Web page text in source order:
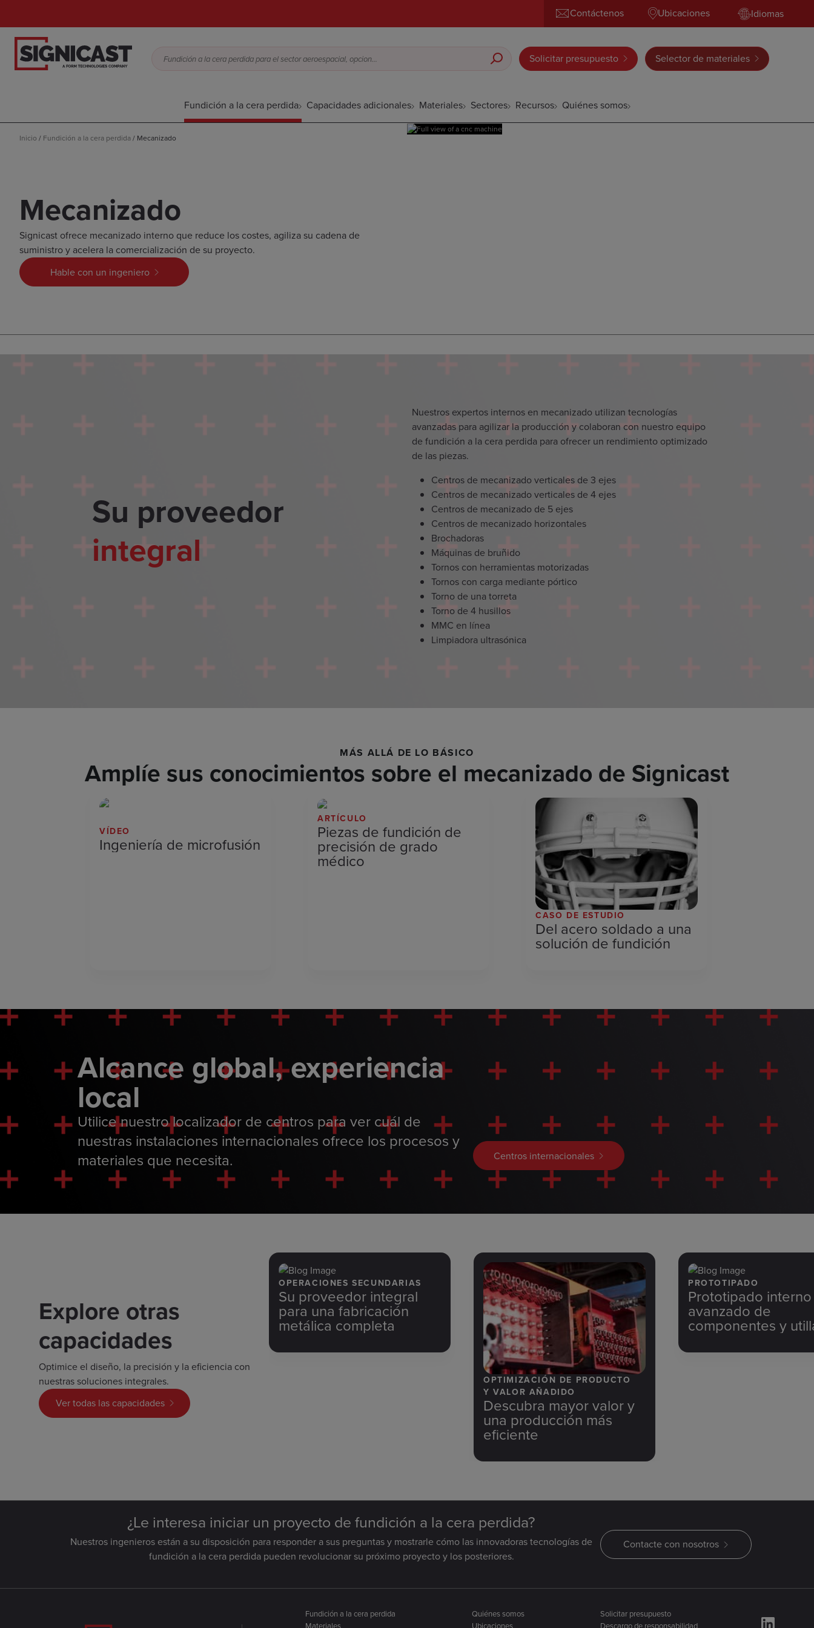
Contáctenos Ubicaciones Idiomas
Fundición a la cera perdida para el sector aeroespacial, opciones de acabado superficial, etc. Solicitar presupuesto Selector de materiales
Fundición a la cera perdida Capacidades adicionales Materiales Sectores Recursos Quiénes somos
Inicio / Fundición a la cera perdida/ Mecanizado
Mecanizado
Signicast ofrece mecanizado interno que reduce los costes, agiliza su cadena de
suministro y acelera la comercialización de su proyecto.
Hable con un ingeniero
Su proveedor
integral
Nuestros expertos internos en mecanizado utilizan tecnologías
avanzadas para agilizar la producción y colaboran con nuestro equipo
de fundición a la cera perdida para ofrecer un rendimiento optimizado
de las piezas.
Centros de mecanizado verticales de 3 ejes
Centros de mecanizado verticales de 4 ejes
Centros de mecanizado de 5 ejes
Centros de mecanizado horizontales
Brochadoras
Máquinas de bruñido
Tornos con herramientas motorizadas
Tornos con carga mediante pórtico
Torno de una torreta
Torno de 4 husillos
MMC en línea
Limpiadora ultrasónica
MÁS ALLÁ DE LO BÁSICO
Amplíe sus conocimientos sobre el mecanizado de Signicast
VÍDEO
Ingeniería de microfusión
ARTÍCULO
Piezas de fundición de
precisión de grado
médico
CASO DE ESTUDIO
Del acero soldado a una
solución de fundición
Alcance global, experiencia
local
Utilice nuestro localizador de centros para ver cuál de
nuestras instalaciones internacionales ofrece los procesos y
materiales que necesita.
Centros internacionales
Explore otras
capacidades
Optimice el diseño, la precisión y la eficiencia con
nuestras soluciones integrales.
Ver todas las capacidades
OPERACIONES SECUNDARIAS
Su proveedor integral
para una fabricación
metálica completa
OPTIMIZACIÓN DE PRODUCTO
Y VALOR AÑADIDO
Descubra mayor valor y
una producción más
eficiente
PROTOTIPADO
Prototipado interno
avanzado de
componentes y
¿Le interesa iniciar un proyecto de fundición a la cera perdida?
Nuestros ingenieros están a su disposición para responder a sus preguntas y mostrarle cómo las innovadoras tecnologías de
fundición a la cera perdida pueden revolucionar su próximo proyecto y los posteriores.
Contacte con nosotros
Fundición a la cera perdida
Quiénes somos
Solicitar presupuesto